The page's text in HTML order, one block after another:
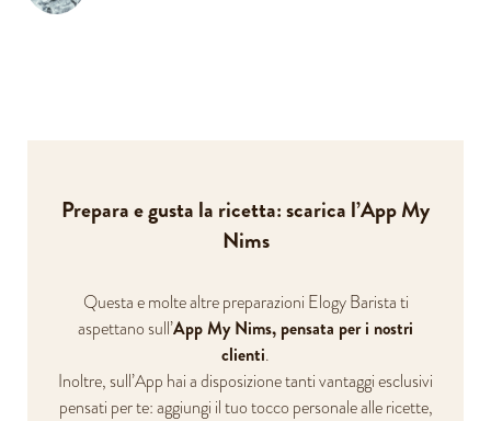
Prepara e gusta la ricetta: scarica l’App My
Nims
Questa e molte altre preparazioni Elogy Barista ti
aspettano sull’App My Nims, pensata per i nostri
clienti.
Inoltre, sull’App hai a disposizione tanti vantaggi esclusivi
pensati per te: aggiungi il tuo tocco personale alle ricette,